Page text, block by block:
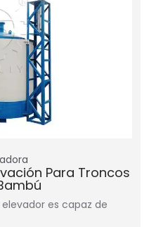
Para Troncos
es capaz de